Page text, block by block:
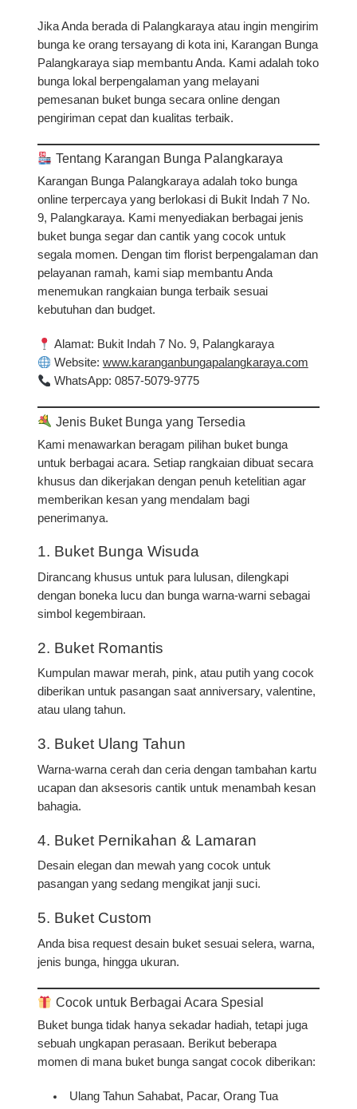
Jika Anda berada di Palangkaraya atau ingin mengirim
bunga ke orang tersayang di kota ini, Karangan Bunga
Palangkaraya siap membantu Anda. Kami adalah toko
bunga lokal berpengalaman yang melayani
pemesanan buket bunga secara online dengan
pengiriman cepat dan kualitas terbaik.
Tentang Karangan Bunga Palangkaraya
Karangan Bunga Palangkaraya adalahtoko bunga
online terpercayayang berlokasi di Bukit Indah 7 No.
9, Palangkaraya. Kami menyediakan berbagai jenis
buket bunga segar dan cantik yang cocok untuk
segala momen. Dengan tim florist berpengalaman dan
pelayanan ramah, kami siap membantu Anda
menemukan rangkaian bunga terbaik sesuai
kebutuhan dan budget.
Alamat: Bukit Indah 7 No. 9, Palangkaraya
Website: www.karanganbungapalangkaraya.com
WhatsApp: 0857-5079-9775
Jenis Buket Bunga yang Tersedia
Kami menawarkan beragam pilihan buket bunga
untuk berbagai acara. Setiap rangkaian dibuat secara
khusus dan dikerjakan dengan penuh ketelitian agar
memberikan kesan yang mendalam bagi
penerimanya.
1. Buket Bunga Wisuda
Dirancang khusus untuk para lulusan, dilengkapi
dengan boneka lucu dan bunga warna-warni sebagai
simbol kegembiraan.
2. Buket Romantis
Kumpulan mawar merah, pink, atau putih yang cocok
diberikan untuk pasangan saat anniversary, valentine,
atau ulang tahun.
3. Buket Ulang Tahun
Warna-warna cerah dan ceria dengan tambahan kartu
ucapan dan aksesoris cantik untuk menambah kesan
bahagia.
4. Buket Pernikahan & Lamaran
Desain elegan dan mewah yang cocok untuk
pasangan yang sedang mengikat janji suci.
5. Buket Custom
Anda bisa request desain buket sesuai selera, warna,
jenis bunga, hingga ukuran.
Cocok untuk Berbagai Acara Spesial
Buket bunga tidak hanya sekadar hadiah, tetapi juga
sebuah ungkapan perasaan. Berikut beberapa
momen di mana buket bunga sangat cocok diberikan:
Ulang Tahun Sahabat, Pacar, Orang Tua